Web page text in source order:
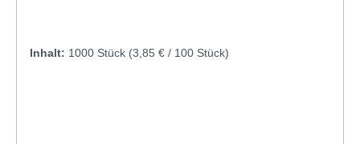
Inhalt: 1000 Stück (3,85 € / 100 Stück)